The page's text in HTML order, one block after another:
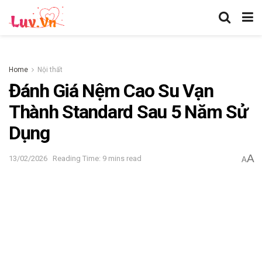
Home Nội thất
Đánh Giá Nệm Cao Su Vạn
Thành Standard Sau 5 Năm Sử
Dụng
13/02/2026 Reading Time: 9 mins read AA